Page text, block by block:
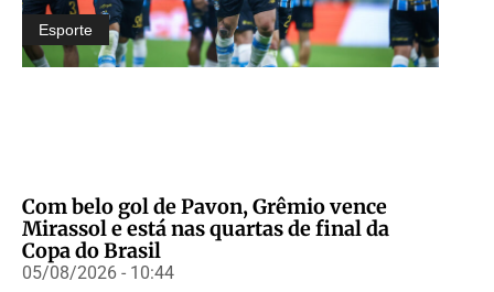
Esporte
Com belo gol de Pavon, Grêmio vence
Mirassol e está nas quartas de final da
Copa do Brasil
05/08/2026 - 10:44